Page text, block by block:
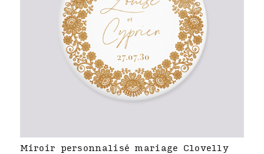
Miroir personnalisé mariage Clovelly